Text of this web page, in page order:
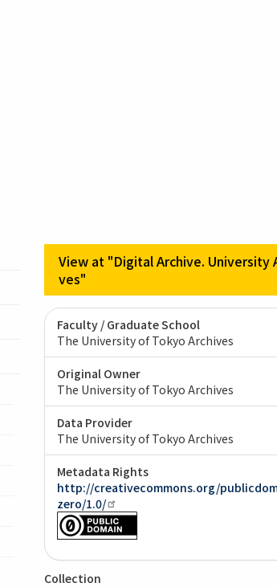
View at "Digital Archive. University
ves"
Faculty / Graduate School
The University of Tokyo Archives
Original Owner
The University of Tokyo Archives
Data Provider
The University of Tokyo Archives
Metadata Rights
http://creativecommons.org/
zero/1.0/
Collection